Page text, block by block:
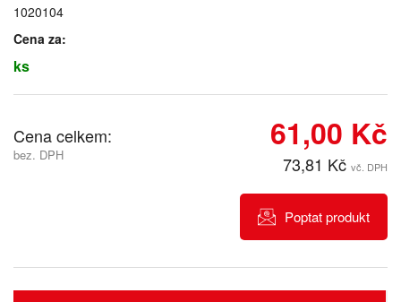
1020104
Cena za:
ks
Cena celkem:
bez. DPH
61,00 Kč
73,81 Kč vč. DPH
Poptat produkt